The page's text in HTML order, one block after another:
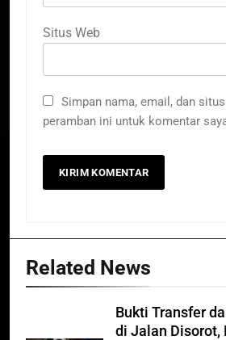
Situs Web
Simpan nama, email, dan
peramban ini untuk komentar
Related News
Bukti Transfer
di Jalan Disorot,